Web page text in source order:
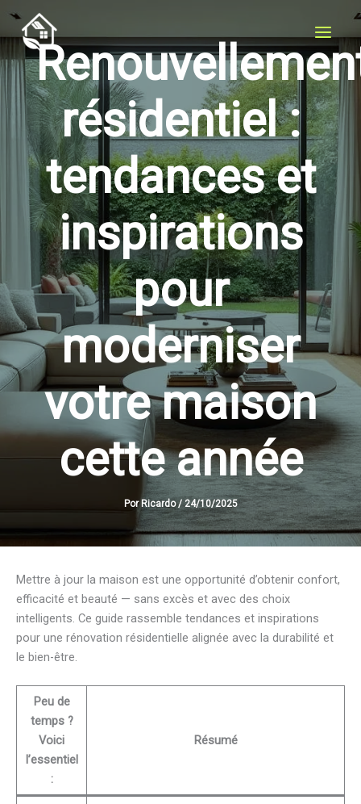
contenu
résidentiel :
tendances et
inspirations
pour
moderniser
votre maison
cette année
Por Ricardo/ 24/10/2025
Mettre à jour la maison est une opportunité d’obtenir confort,
efficacité et beauté — sans excès et avec des choix
intelligents. Ce guide rassemble tendances et inspirations
pour une rénovation résidentielle alignée avec la durabilité et
le bien-être.
Peu de
temps ?
Voici
l’essentiel
:
Résumé